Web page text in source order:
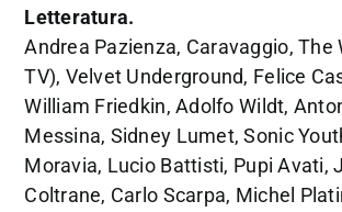
Letteratura.
Andrea Pazienza, Caravaggio, The
TV), Velvet Underground, Felice
William Friedkin, Adolfo Wildt,
Messina, Sidney Lumet, Sonic
Moravia, Lucio Battisti, Pupi Avati,
Coltrane, Carlo Scarpa, Michel